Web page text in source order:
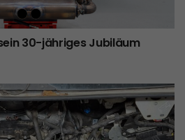
30-jähriges Jubiläum